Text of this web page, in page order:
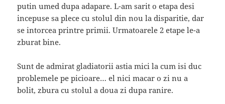
putin umed dupa adapare. L-am sarit o etapa desi
incepuse sa plece cu stolul din nou la disparitie, dar
se intorcea printre primii. Urmatoarele 2 etape le-a
zburat bine.
Sunt de admirat gladiatorii astia mici la cum isi duc
problemele pe picioare… el nici macar o zi nu a
bolit, zbura cu stolul a doua zi dupa ranire.